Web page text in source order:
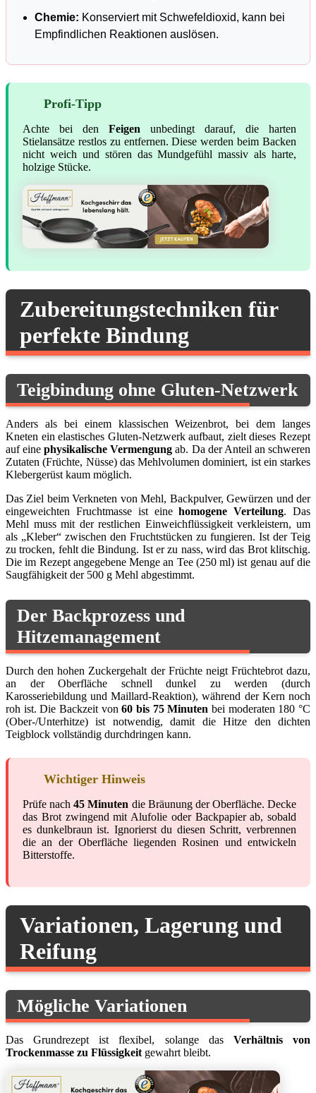
Chemie: Konserviert mit Schwefeldioxid, kann bei
Empfindlichen Reaktionen auslösen.
Profi-Tipp
Achte bei den Feigen unbedingt darauf, die harten
Stielansätze restlos zu entfernen. Diese werden beim Backen
nicht weich und stören das Mundgefühl massiv als harte,
holzige Stücke.
Zubereitungstechniken für
perfekte Bindung
Teigbindung ohne Gluten-Netzwerk
Anders als bei einem klassischen Weizenbrot, bei dem langes
Kneten ein elastisches Gluten-Netzwerk aufbaut, zielt dieses Rezept
auf einephysikalische Vermengung ab. Da der Anteil an schweren
Zutaten (Früchte, Nüsse) das Mehlvolumen dominiert, ist ein starkes
Klebergerüst kaum möglich.
Das Ziel beim Verkneten von Mehl, Backpulver, Gewürzen und der
eingeweichten Fruchtmasse ist einehomogene Verteilung. Das
Mehl muss mit der restlichen Einweichflüssigkeit verkleistern, um
als „Kleber“ zwischen den Fruchtstücken zu fungieren. Ist der Teig
zu trocken, fehlt die Bindung. Ist er zu nass, wird das Brot klitschig.
Die im Rezept angegebene Menge an Tee (250 ml) ist genau auf die
Saugfähigkeit der 500 g Mehl abgestimmt.
Der Backprozess und
Hitzemanagement
Durch den hohen Zuckergehalt der Früchte neigt Früchtebrot dazu,
an der Oberfläche schnell dunkel zu werden (durch
Karosseriebildung und Maillard-Reaktion), während der Kern noch
roh ist. Die Backzeit von60 bis 75 Minuten bei moderaten 180 °C
(Ober-/Unterhitze) ist notwendig, damit die Hitze den dichten
Teigblock vollständig durchdringen kann.
Wichtiger Hinweis
Prüfe nach45 Minuten die Bräunung der Oberfläche. Decke
das Brot zwingend mit Alufolie oder Backpapier ab, sobald
es dunkelbraun ist. Ignorierst du diesen Schritt, verbrennen
die an der Oberfläche liegenden Rosinen und entwickeln
Bitterstoffe.
Variationen, Lagerung und
Reifung
Mögliche Variationen
Das Grundrezept ist flexibel, solange das Verhältnis von
Trockenmasse zu Flüssigkeit gewahrt bleibt.